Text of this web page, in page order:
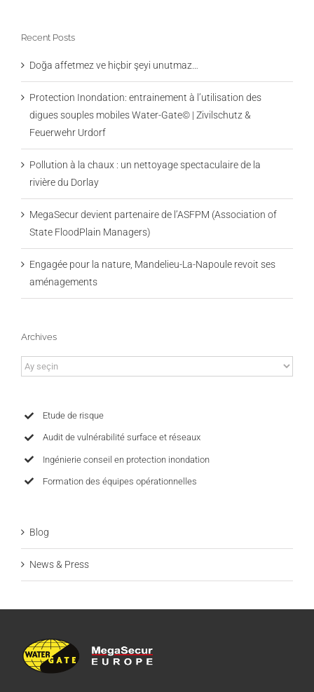
Recent Posts
Doğa affetmez ve hiçbir şeyi unutmaz…
Protection Inondation: entrainement à l’utilisation des
digues souples mobiles Water-Gate© | Zivilschutz &
Feuerwehr Urdorf
Pollution à la chaux : un nettoyage spectaculaire de la
rivière du Dorlay
MegaSecur devient partenaire de l’ASFPM (Association of
State FloodPlain Managers)
Engagée pour la nature, Mandelieu-La-Napoule revoit ses
aménagements
Archives
Archives
Etude de risque
Audit de vulnérabilité surface et réseaux
Ingénierie conseil en protection inondation
Formation des équipes opérationnelles
Blog
News & Press